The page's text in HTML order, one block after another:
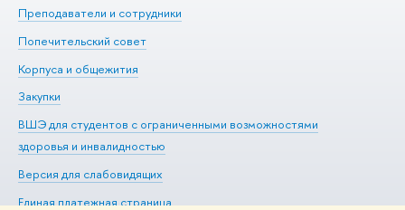
Преподаватели и сотрудники
Попечительский совет
Корпуса и общежития
Закупки
ВШЭ для студентов с ограниченными возможностями
здоровья и инвалидностью
Версия для слабовидящих
Единая платежная страница